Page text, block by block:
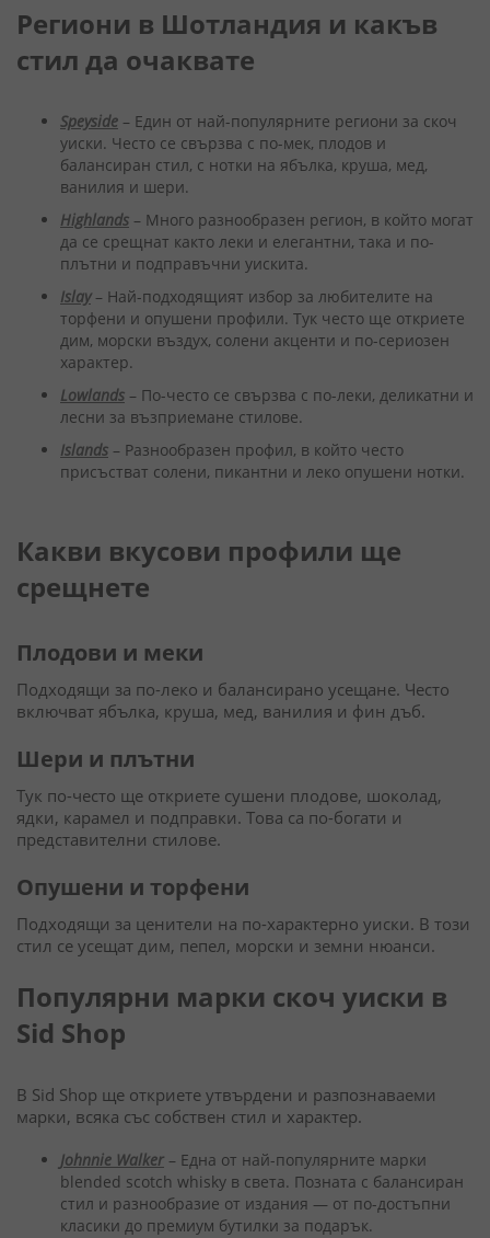
Региони в Шотландия и какъв
стил да очаквате
Speyside – Един от най-популярните региони за скоч
уиски. Често се свързва с по-мек, плодов и
балансиран стил, с нотки на ябълка, круша, мед,
ванилия и шери.
Highlands – Много разнообразен регион, в който могат
да се срещнат както леки и елегантни, така и по-
плътни и подправъчни уискита.
Islay– Най-подходящият избор за любителите на
торфени и опушени профили. Тук често ще откриете
дим, морски въздух, солени акценти и по-сериозен
характер.
Lowlands – По-често се свързва с по-леки, деликатни и
лесни за възприемане стилове.
Islands – Разнообразен профил, в който често
присъстват солени, пикантни и леко опушени нотки.
Какви вкусови профили ще
срещнете
Плодови и меки
Подходящи за по-леко и балансирано усещане. Често
включват ябълка, круша, мед, ванилия и фин дъб.
Шери и плътни
Тук по-често ще откриете сушени плодове, шоколад,
ядки, карамел и подправки. Това са по-богати и
представителни стилове.
Опушени и торфени
Подходящи за ценители на по-характерно уиски. В този
стил се усещат дим, пепел, морски и земни нюанси.
Популярни марки скоч уиски в
Sid Shop
В Sid Shop ще откриете утвърдени и разпознаваеми
марки, всяка със собствен стил и характер.
Johnnie Walker – Една от най-популярните марки
blended scotch whisky в света. Позната с балансиран
стил и разнообразие от издания — от по-достъпни
класики до премиум бутилки за подарък.